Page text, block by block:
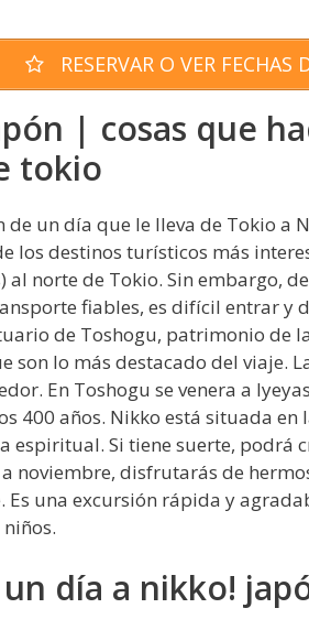
RESERVAR O VER FECHAS
| cosas que
tokio
de un día que le lleva de Tokio a
los destinos turísticos más
al norte de Tokio. Sin embargo,
fiables, es difícil entrar y
de Toshogu, patrimonio de
son lo más destacado del viaje.
En Toshogu se venera a
400 años. Nikko está situada
espiritual. Si tiene suerte, podrá
noviembre, disfrutarás de
Es una excursión rápida y
un día a nikko!